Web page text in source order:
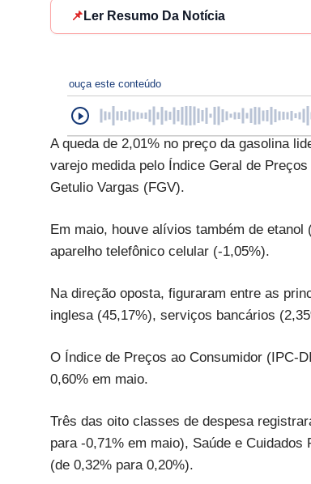
📌 Ler Resumo Da Notícia
ouça este conteúdo
A queda de 2,01% no preço da gasolina
varejo medida pelo Índice Geral de
Getulio Vargas (FGV).
Em maio, houve alívios também de
aparelho telefônico celular (-1,05%).
Na direção oposta, figuraram entre as
inglesa (45,17%), serviços bancários
O Índice de Preços ao Consumidor (IPC-
0,60% em maio.
Três das oito classes de despesa
para -0,71% em maio), Saúde e
(de 0,32% para 0,20%).